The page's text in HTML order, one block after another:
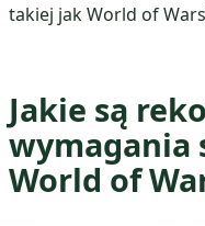
takiej jak World of
Jakie są
wymagania
World of